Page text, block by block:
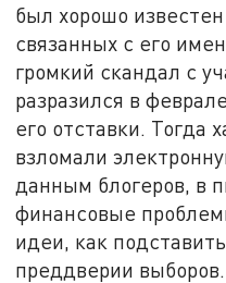
был хорошо
связанных с его
громкий скандал с
разразился в
его отставки. Тогда
взломали
данным блогеров, в
финансовые
идеи, как
преддверии выборов.